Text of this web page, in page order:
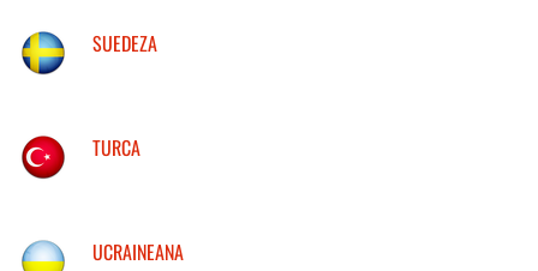
SUEDEZA
TURCA
UCRAINEANA